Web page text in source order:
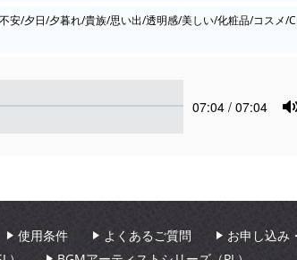
安/夕日/夕暮れ/貴族/思い出/透明感/美しい/化粧品/コスメ/
Current
07:04 / 07:04
使用条件 よくあるご質問
お申し込み